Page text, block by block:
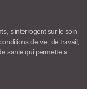
s’interrogent sur le soin
de vie, de travail,
santé qui permette à